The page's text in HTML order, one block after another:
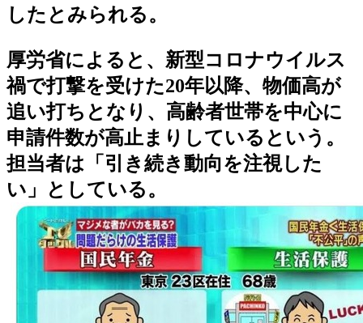
したとみられる。
厚労省によると、新型コロナウイルス
禍で打撃を受けた20年以降、物価高が
追い打ちとなり、高齢者世帯を中心に
申請件数が高止まりしているという。
担当者は「引き続き動向を注視した
い」としている。